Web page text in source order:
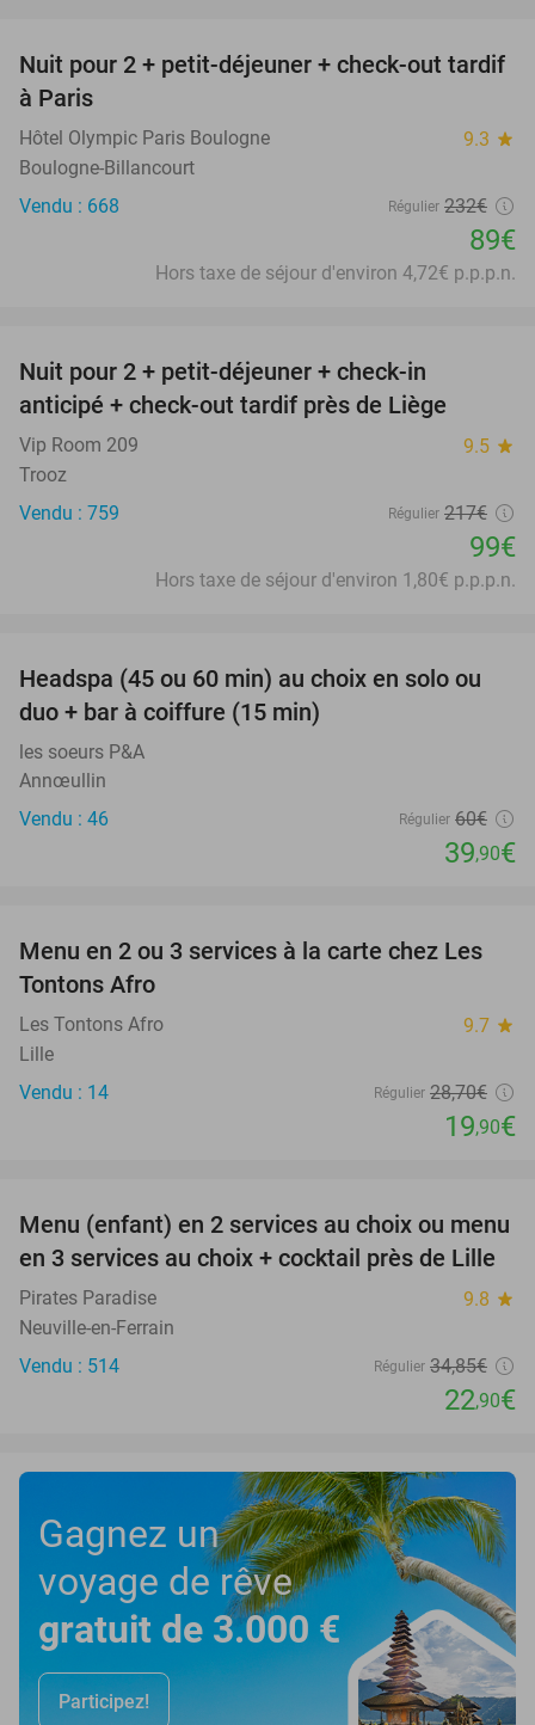
62%
Nuit pour 2 + petit-déjeuner + check-out tardif
à Paris
Hôtel Olympic Paris Boulogne 9.3 star
Boulogne-Billancourt
Vendu : 668
Régulier 232€
89€
Hors taxe de séjour d'environ 4,72€ p.p.p.n.
Nuit pour 2 + petit-déjeuner + check-in
anticipé + check-out tardif près de Liège
Vip Room 209 9.5 star
Trooz
Vendu : 759
Régulier 217€
99€
Hors taxe de séjour d'environ 1,80€ p.p.p.n.
34%
Headspa (45 ou 60 min) au choix en solo ou
duo + bar à coiffure (15 min)
les soeurs P&A
Annœullin
Vendu : 46
Régulier 60€
39,90€
31%
Menu en 2 ou 3 services à la carte chez Les
Tontons Afro
Les Tontons Afro 9.7 star
Lille
Vendu : 14
Régulier 28,70€
19,90€
34%
Menu (enfant) en 2 services au choix ou menu
en 3 services au choix + cocktail près de Lille
Pirates Paradise 9.8 star
Neuville-en-Ferrain
Vendu : 514
Régulier 34,85€
22,90€
Gagnez un
voyage de rêve
gratuit de 3.000 €
Participez!